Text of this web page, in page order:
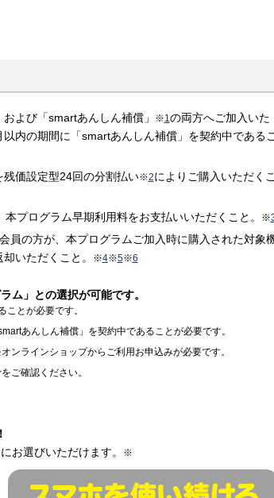
よび「smartあんしん補償」 ※1の両方へご加入いた
内の期間に「smartあんしん補償」を契約中である
価設定型24回の分割払い※2によりご購入いただく
プログラム早期利用料をお支払いいただくこと。
※
員の方が、本プログラムご加入時に購入された対象
いただくこと。
※4※5※6
ム」との選択が可能です。
とが必要です。
あんしん補償」を契約中であることが必要です。
ンラインショップからご利用お申込みが必要です。
をご確認ください。
お選びいただけます。
※